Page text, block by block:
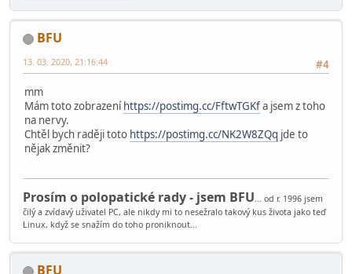
BFU
#4
13. 03. 2020, 21:16:44
mm
Mám toto zobrazeníhttps://postimg.cc/FftwTGKfa jsem z toho
na nervy.
Chtěl bych raději toto https://postimg.cc/NK2W8ZQq jde to
nějak změnit?
Prosím o polopatické rady - jsem BFU... od r. 1996 jsem
čilý a zvídavý uživatel PC, ale nikdy mi to nesežralo takový kus života jako teď
Linux, když se snažím do toho proniknout...
BFU